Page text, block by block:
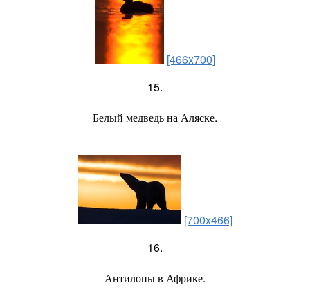
[466x700]
15.
Белый медведь на Аляске.
[700x466]
16.
Антилопы в Африке.